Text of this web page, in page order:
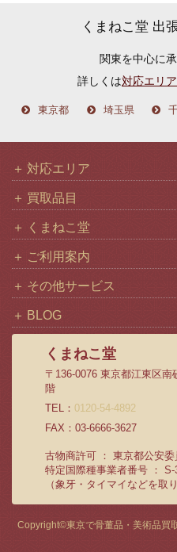
くまねこ堂 出
関東を中心に
詳しくは対応エリア
東京都 埼玉県
対応エリア
買取品目
くまねこ堂
ご利用案内
その他サービス
BLOG
くまねこ堂
〒136-0076 東京都江東区
階
TEL： 0120-54-4892
FAX：03-6666-3627
古物商許可 ： 東京都公安
特定国際種事業者番号 ： S-
（象牙・タイマイなどを取
Copyright©東京で骨董品・美術品買